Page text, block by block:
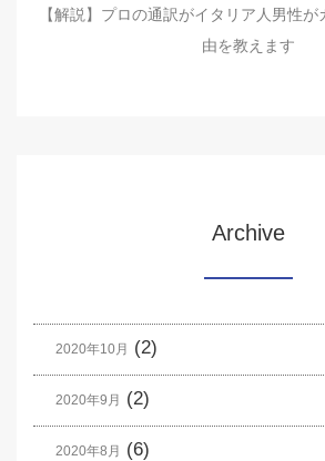
【解説】プロの通訳がイタリア人男性
由を教えます
Archive
2020年10月 (2)
2020年9月 (2)
2020年8月 (6)